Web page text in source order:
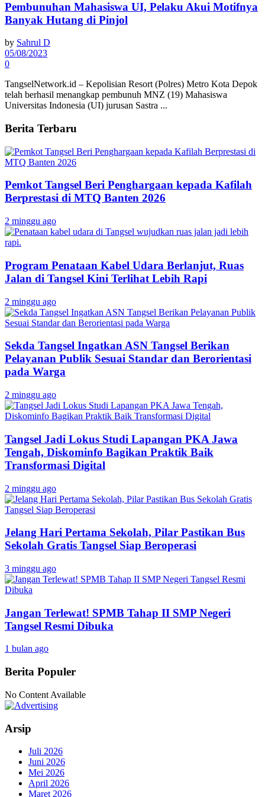
Pembunuhan Mahasiswa UI, Pelaku Akui Motifnya
Banyak Hutang di Pinjol
by Sahrul D
05/08/2023
0
TangselNetwork.id – Kepolisian Resort (Polres) Metro Kota Depok
telah berhasil menangkap pembunuh MNZ (19) Mahasiswa
Universitas Indonesia (UI) jurusan Sastra ...
Berita Terbaru
Pemkot Tangsel Beri Penghargaan kepada Kafilah
Berprestasi di MTQ Banten 2026
2 minggu ago
Program Penataan Kabel Udara Berlanjut, Ruas
Jalan di Tangsel Kini Terlihat Lebih Rapi
2 minggu ago
Sekda Tangsel Ingatkan ASN Tangsel Berikan
Pelayanan Publik Sesuai Standar dan Berorientasi
pada Warga
2 minggu ago
Tangsel Jadi Lokus Studi Lapangan PKA Jawa
Tengah, Diskominfo Bagikan Praktik Baik
Transformasi Digital
2 minggu ago
Jelang Hari Pertama Sekolah, Pilar Pastikan Bus
Sekolah Gratis Tangsel Siap Beroperasi
3 minggu ago
Jangan Terlewat! SPMB Tahap II SMP Negeri
Tangsel Resmi Dibuka
1 bulan ago
Berita Populer
No Content Available
Arsip
Juli 2026
Juni 2026
Mei 2026
April 2026
Maret 2026